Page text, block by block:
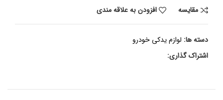
مقايسه
افزودن به علاقه مندی
دسته ها: لوازم یدکی خودرو
اشتراک گذاری: